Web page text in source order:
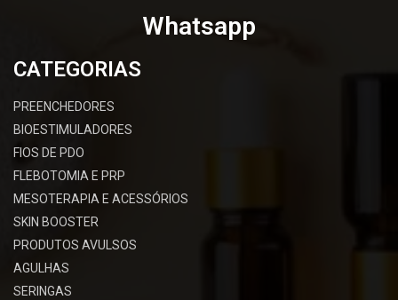
Whatsapp
CATEGORIAS
PREENCHEDORES
BIOESTIMULADORES
FIOS DE PDO
FLEBOTOMIA E PRP
MESOTERAPIA E ACESSÓRIOS
SKIN BOOSTER
PRODUTOS AVULSOS
AGULHAS
SERINGAS